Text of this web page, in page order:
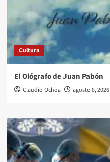
Cultura
El Ológrafo de Juan Pabón
Claudio Ochoa agosto 8, 2026